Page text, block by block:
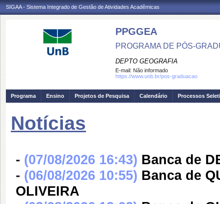
SIGAA - Sistema Integrado de Gestão de Atividades Acadêmicas
PPGGEA
PROGRAMA DE PÓS-
DEPTO GEOGRAFIA
E-mail: Não informado
https://www.unb.br/pos-graduacao
Programa Ensino Projetos de Pesquisa Calendário Processos
Notícias
- (07/08/2026 16:43) Banca de
- (06/08/2026 10:55) Banca de
OLIVEIRA